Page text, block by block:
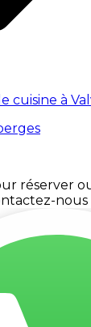
cuisine à
réserver
nous